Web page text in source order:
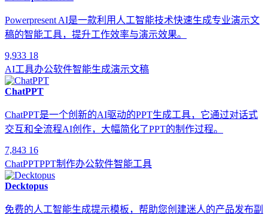
Powerpresent AI是一款利用人工智能技术快速生成专业演示文
稿的智能工具，提升工作效率与演示效果。
9,933 18
AI工具办公软件智能生成演示文稿
ChatPPT
ChatPPT是一个创新的AI驱动的PPT生成工具，它通过对话式
交互和全流程AI创作，大幅简化了PPT的制作过程。
7,843 16
ChatPPTPPT制作办公软件智能工具
Decktopus
免费的人工智能生成提示模板，帮助您创建迷人的产品发布副